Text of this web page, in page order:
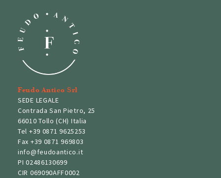
Feudo Antico Srl
SEDE LEGALE
Contrada San Pietro, 25
66010 Tollo (CH) Italia
Tel +39 0871 9625253
Fax +39 0871 969803
info@feudoantico.it
PI 02486130699
CIR 069090AFF0002